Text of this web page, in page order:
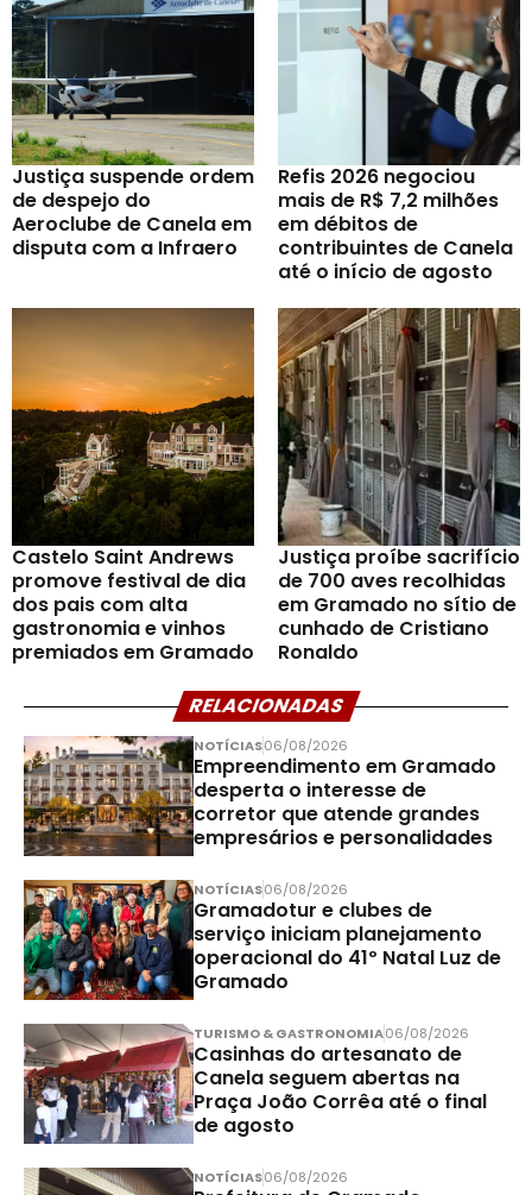
Justiça suspende ordem
de despejo do
Aeroclube de Canela em
disputa com a Infraero
Refis 2026 negociou
mais de R$ 7,2 milhões
em débitos de
contribuintes de Canela
até o início de agosto
Castelo Saint Andrews
promove festival de dia
dos pais com alta
gastronomia e vinhos
premiados em Gramado
Justiça proíbe sacrifício
de 700 aves recolhidas
em Gramado no sítio de
cunhado de Cristiano
Ronaldo
RELACIONADAS
NOTÍCIAS06/08/2026
Empreendimento em Gramado
desperta o interesse de
corretor que atende grandes
empresários e personalidades
NOTÍCIAS06/08/2026
Gramadotur e clubes de
serviço iniciam planejamento
operacional do 41º Natal Luz de
Gramado
TURISMO & GASTRONOMIA06/08/2026
Casinhas do artesanato de
Canela seguem abertas na
Praça João Corrêa até o final
de agosto
NOTÍCIAS06/08/2026